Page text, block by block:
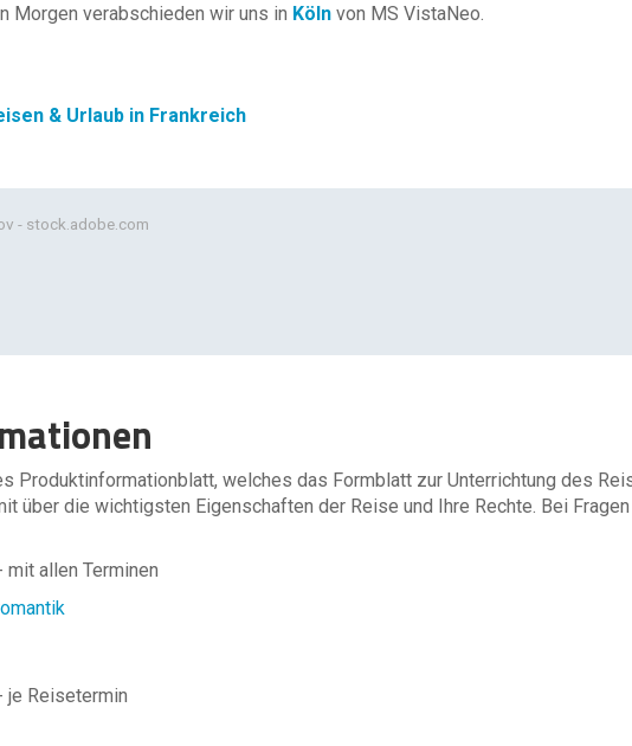
Morgen verabschieden wir uns in Köln von MS VistaNeo.
& Urlaub in Frankreich
- stock.adobe.com
Produktinformationblatt, welches das Formblatt zur Unterrichtung des
über die wichtigsten Eigenschaften der Reise und Ihre Rechte. Bei
allen Terminen
je Reisetermin